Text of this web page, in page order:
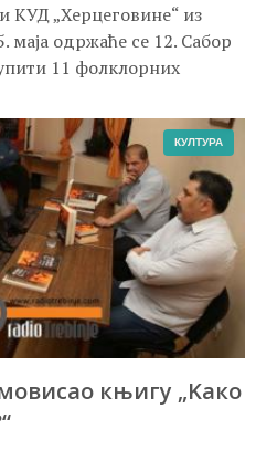
„Херцеговине“ из
одржаће се 12. Сабор
11 фолклорних
КУЛТУРА
књигу „Kако